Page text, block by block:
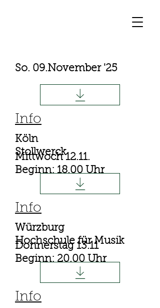
So. 09.November '25
Info
Köln
Stollwerck
Beginn: 18.00 Uhr
Mittwoch 12.11.
Info
Würzburg
Hochschule für Musik
Beginn: 20.00 Uhr
Donnerstag 13.11
Info